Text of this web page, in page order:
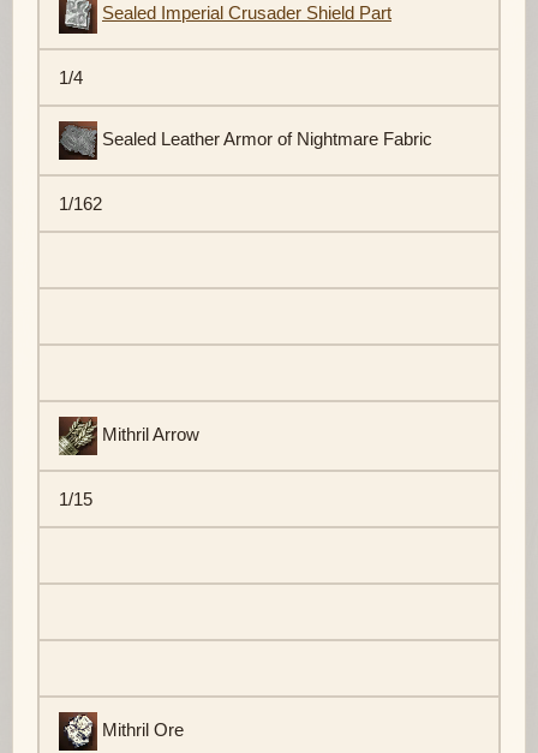
Sealed Imperial Crusader Shield Part
1/4
Sealed Leather Armor of Nightmare Fabric
1/162
Mithril Arrow
1/15
Mithril Ore